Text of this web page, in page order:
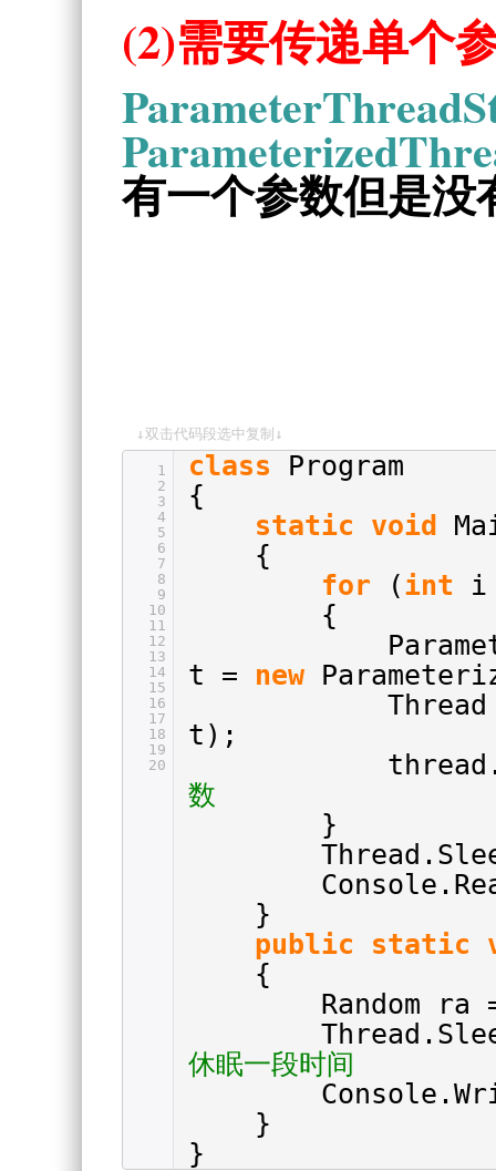
(2)需要传递单个
有一个参数但是没
↓双击代码段选中复制↓
1
2
3
4
5
6
7
8
9
10
11
12
13
14
15
16
17
18
19
20
class
Program
{
static
void
{
for
(int
i
{
t = new
t);
数
}
}
public
static
{
Random
休眠一段时间
}
}